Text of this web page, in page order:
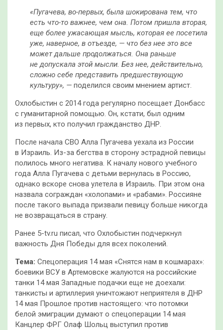
«Пугачева, во-первых, была шокирована тем, что
есть что-то важнее, чем она. Потом пришла вторая,
еще более ужасающая мысль, которая ее посетила
уже, наверное, в отъезде, — что без нее это все
может дальше продолжаться. Она раньше
не допускала этой мысли. Без нее, действительно,
сложно себе представить предшествующую
культуру», — поделился своим мнением артист.
Охлобыстин с 2014 года регулярно посещает Донбасс
с гуманитарной помощью. Он, кстати, был одним
из первых, кто получил гражданство ДНР.
После начала СВО Алла Пугачева уехала из России
в Израиль. Из-за бегства в сторону эстрадной певицы
полилось много негатива. К началу нового учебного
года Алла Пугачева с детьми вернулась в Россию,
однако вскоре снова улетела в Израиль. При этом она
назвала сограждан «холопами» и «рабами». Россияне
после такого выпада призвали певицу больше никогда
не возвращаться в страну.
Ранее 5-tv.ru писал, что Охлобыстин подчеркнул
важность Дня Победы для всех поколений.
Тема: Спецоперация 14 мая «Снятся нам в кошмарах»:
боевики ВСУ в Артемовске жалуются на российские
танки 14 мая Западные подачки еще не доехали:
танкисты и артиллерия уничтожают неприятеля в ДНР
14 мая Прошлое против настоящего: что потомки
белой эмиграции думают о спецоперации 14 мая
Канцлер ФРГ Олаф Шольц выступил против